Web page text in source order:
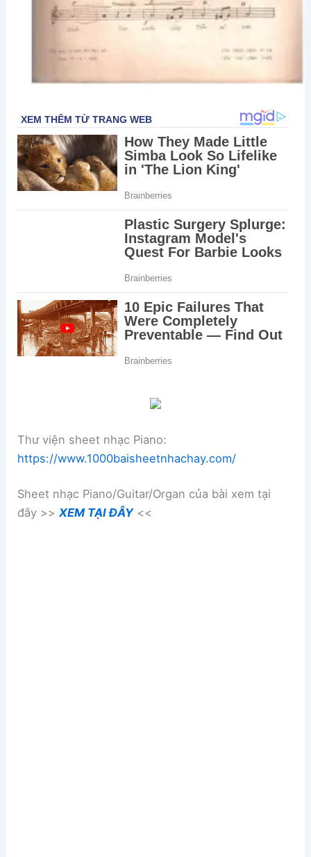
Thư viện sheet nhạc Piano:
https://www.1000baisheetnhachay.com/
Sheet nhạc Piano/Guitar/Organ của bài xem tại
đây >>XEM TẠI ĐÂY<<